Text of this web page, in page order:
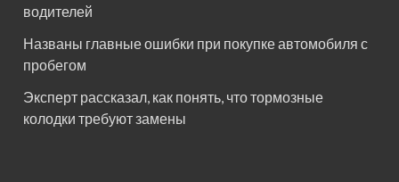
водителей
Названы главные ошибки при покупке автомобиля с
пробегом
Эксперт рассказал, как понять, что тормозные
колодки требуют замены